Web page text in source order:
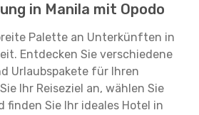
in Manila mit Opodo
Palette an Unterkünften in
Entdecken Sie verschiedene
Urlaubspakete für Ihren
Ihr Reiseziel an, wählen Sie
finden Sie Ihr ideales Hotel in